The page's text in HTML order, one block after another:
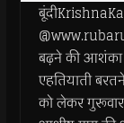
बढ़ने की आशंका
एहतियाती
को लेकर